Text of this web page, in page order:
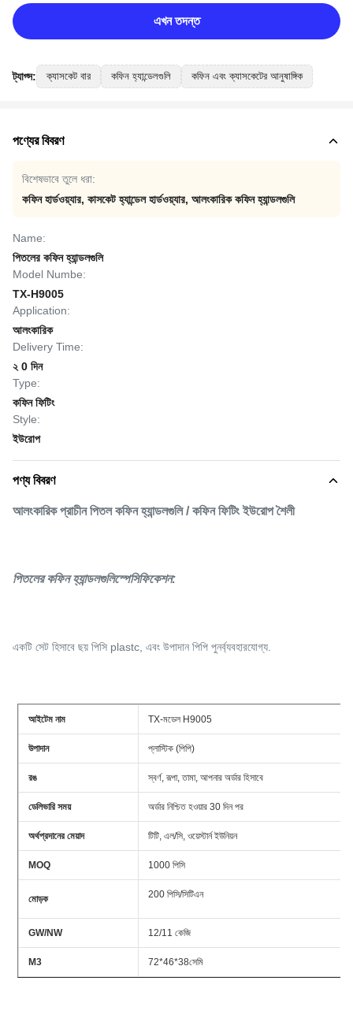
এখন তদন্ত
ট্যাগ্স: ক্যাসকেট বার কফিন হ্যান্ডেলগুলি কফিন এবং ক্যাসকেটের আনুষাঙ্গিক
পণ্যের বিবরণ
বিশেষভাবে তুলে ধরা:
কফিন হার্ডওয়্যার, কাসকেট হ্যান্ডেল হার্ডওয়্যার, আলংকারিক কফিন হ্যান্ডলগুলি
Name:
পিতলের কফিন হ্যান্ডলগুলি
Model Numbe:
TX-H9005
Application:
আলংকারিক
Delivery Time:
২ 0 দিন
Type:
কফিন ফিটিং
Style:
ইউরোপ
পণ্য বিবরণ
আলংকারিক প্রাচীন পিতল কফিন হ্যান্ডলগুলি / কফিন ফিটিং ইউরোপ শৈলী
পিতলের কফিন হ্যান্ডলগুলিস্পেসিফিকেশন:
একটি সেট হিসাবে ছয় পিসি plastc, এবং উপাদান পিপি পুনর্ব্যবহারযোগ্য.
আইটেম নাম TX-মডেল H9005
উপাদান প্লাস্টিক (পিপি)
রঙ স্বর্ণ, রূপা, তামা, আপনার অর্ডার হিসাবে
ডেলিভারি সময় অর্ডার নিশ্চিত হওয়ার 30 দিন পর
অর্থপ্রদানের মেয়াদ টিটি, এল/সি, ওয়েস্টার্ন ইউনিয়ন
MOQ 1000 পিসি
মোড়ক 200 পিসি/সিটিএন
GW/NW 12/11 কেজি
M3 72*46*38সেমি